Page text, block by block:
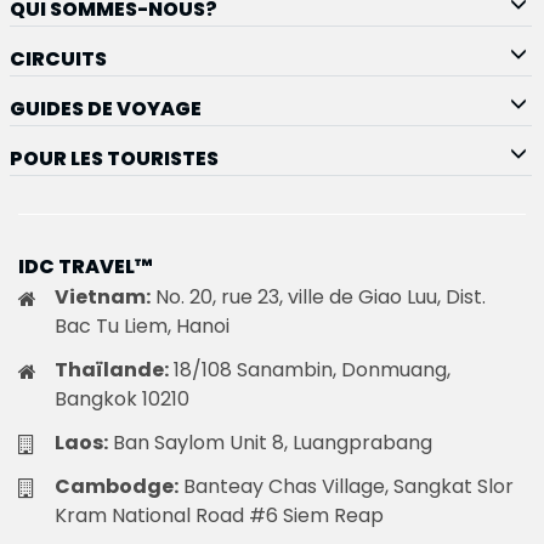
QUI SOMMES-NOUS?
CIRCUITS
GUIDES DE VOYAGE
POUR LES TOURISTES
IDC TRAVEL™
Vietnam: No. 20, rue 23, ville de Giao Luu, Dist.
Bac Tu Liem, Hanoi
Thaïlande:18/108 Sanambin, Donmuang,
Bangkok 10210
Laos: Ban Saylom Unit 8, Luangprabang
Cambodge: Banteay Chas Village, Sangkat Slor
Kram National Road #6 Siem Reap